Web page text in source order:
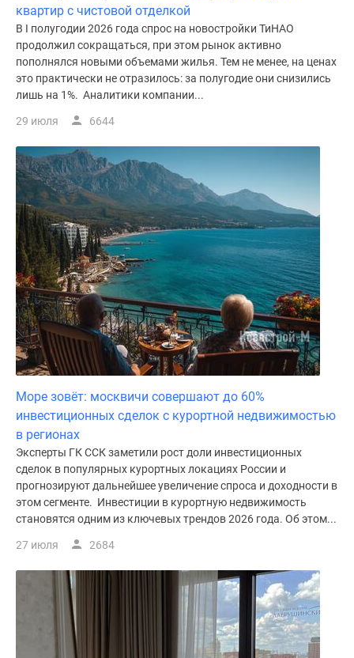
квартир с чистовой отделкой
В I полугодии 2026 года спрос на новостройки ТиНАО
продолжил сокращаться, при этом рынок активно
пополнялся новыми объемами жилья. Тем не менее, на ценах
это практически не отразилось: за полугодие они снизились
лишь на 1%. Аналитики компании...
29 июля 6644
Море зовёт: москвичи совершают до 60%
инвестиционных сделок с курортной недвижимостью
в регионах
Эксперты ГК ССК заметили рост доли инвестиционных
сделок в популярных курортных локациях России и
прогнозируют дальнейшее увеличение спроса и доходности в
этом сегменте. Инвестиции в курортную недвижимость
становятся одним из ключевых трендов 2026 года. Об этом...
27 июля 2684